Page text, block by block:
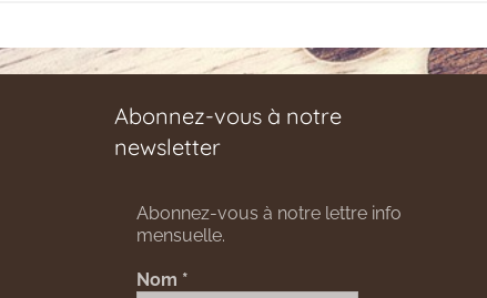
Abonnez-vous à notre
newsletter
Abonnez-vous à notre lettre info
mensuelle.
Nom *